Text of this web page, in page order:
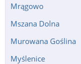
Mrągowo
Mszana Dolna
Murowana Goślina
Myślenice